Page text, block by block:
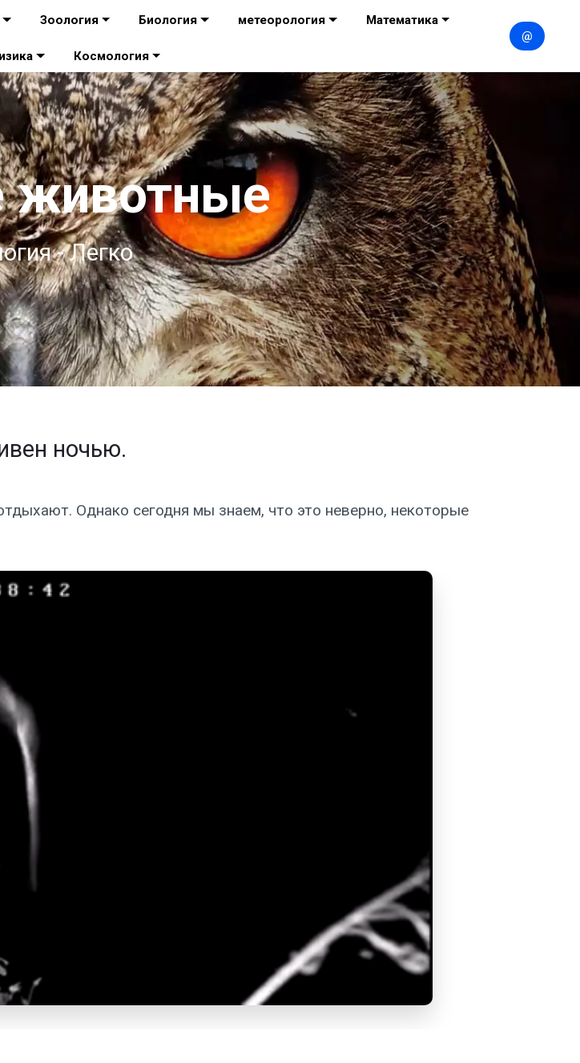
Зоология Биология метеорология Математика
Космология
@
животные
- Легко
ночью.
Однако сегодня мы знаем, что это неверно, некоторые